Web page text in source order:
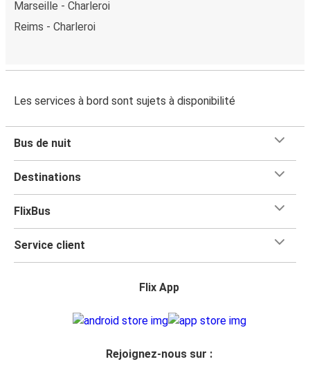
Marseille - Charleroi
Reims - Charleroi
Les services à bord sont sujets à disponibilité
Bus de nuit
Destinations
FlixBus
Service client
Flix App
Rejoignez-nous sur :